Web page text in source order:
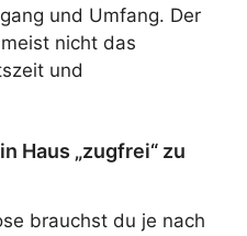
und Umfang. Der
nicht das
und
Haus „zugfrei“ zu
brauchst du je nach